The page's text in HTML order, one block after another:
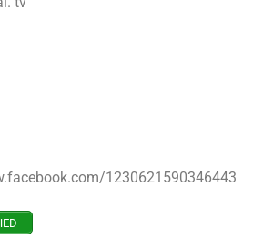
1230621590346443